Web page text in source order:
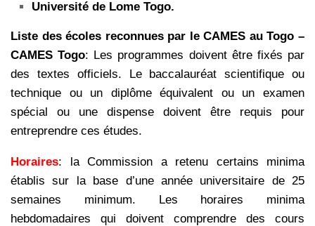
Université de Lome Togo.
Liste des écoles reconnues par le CAMES au Togo –
CAMES Togo: Les programmes doivent être fixés par
des textes officiels. Le baccalauréat scientifique ou
technique ou un diplôme équivalent ou un examen
spécial ou une dispense doivent être requis pour
entreprendre ces études.
Horaires: la Commission a retenu certains minima
établis sur la base d’une année universitaire de 25
semaines minimum. Les horaires minima
hebdomadaires qui doivent comprendre des cours